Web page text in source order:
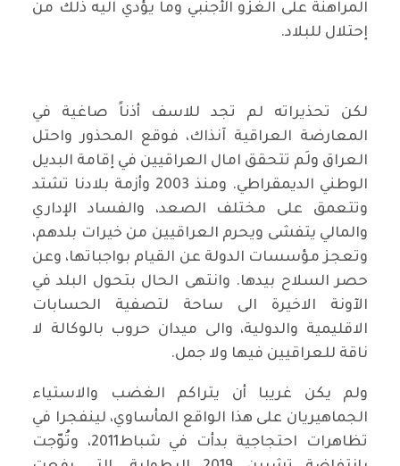
المراهنة على الغزو الأجنبي وما يؤدي اليه ذلك من
إحتلال للبلاد.
لكن تحذيراته لم تجد للاسف أذناً صاغية في
المعارضة العراقية آنذاك، فوقع المحذور واحتل
العراق ولَم تتحقق امال العراقيين في إقامة البديل
الوطني الديمقراطي. ومنذ 2003 وأزمة بلادنا تشتد
وتتعمق على مختلف الصعد، والفساد الإداري
والمالي يتفشى ويحرم العراقيين من خيرات بلدهم،
وتعجز مؤسسات الدولة عن القيام بواجباتها، وعن
حصر السلاح بيدها. وانتهى الحال بتحول البلد في
الآونة الاخيرة الى ساحة لتصفية الحسابات
الاقليمية والدولية، والى ميدان حروب بالوكالة لا
ناقة للعراقيين فيها ولا جمل.
ولم يكن غريبا أن يتراكم الغضب والاستياء
الجماهيريان على هذا الواقع المأساوي، لينفجرا في
تظاهرات احتجاجية بدأت في شباط2011، وتُوّجت